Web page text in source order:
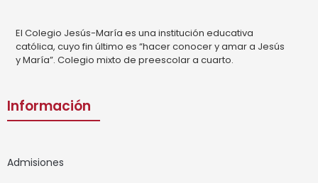
El Colegio Jesús-María es una institución educativa
católica, cuyo fin último es “hacer conocer y amar a Jesús
y María”. Colegio mixto de preescolar a cuarto.
Información
Admisiones